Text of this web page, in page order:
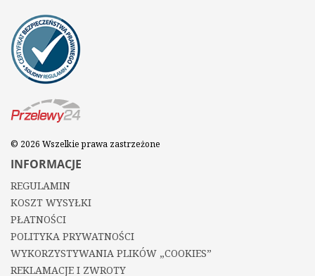
© 2026 Wszelkie prawa zastrzeżone
INFORMACJE
REGULAMIN
KOSZT WYSYŁKI
PŁATNOŚCI
POLITYKA PRYWATNOŚCI
WYKORZYSTYWANIA PLIKÓW „COOKIES”
REKLAMACJE I ZWROTY